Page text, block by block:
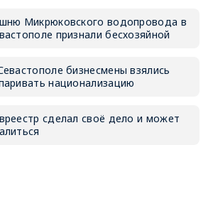
Микрюковского водопровода в
признали бесхозяйной
бизнесмены взялись
национализацию
сделал своё дело и может